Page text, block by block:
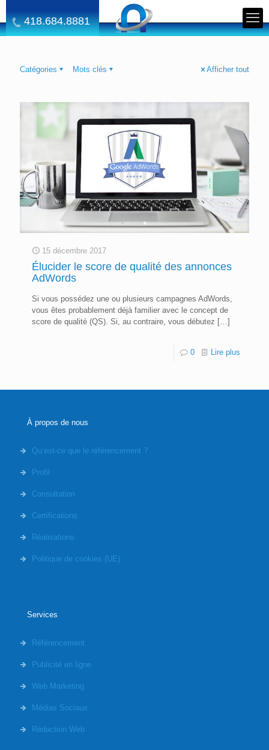
418.684.8881
Catégories Mots clés Afficher tout
15 décembre 2017
Élucider le score de qualité des annonces
AdWords
Si vous possédez une ou plusieurs campagnes AdWords,
vous êtes probablement déjà familier avec le concept de
score de qualité (QS). Si, au contraire, vous débutez […]
0 Lire plus
À propos de nous
Qu’est-ce que le référencement ?
Profil
Consultation
Certifications
Réalisations
Politique de cookies (UE)
Services
Référencement
Publicité en ligne
Web Marketing
Médias Sociaux
Rédaction Web